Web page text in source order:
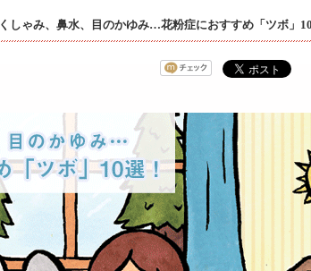
くしゃみ、鼻水、目のかゆみ…花粉症におすすめ「ツボ」